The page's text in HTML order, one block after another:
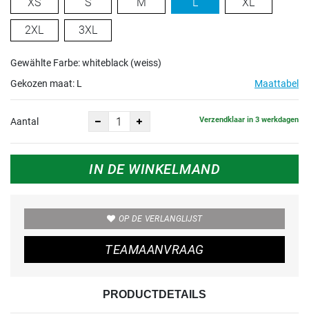
2XL 3XL
Gewählte Farbe: whiteblack (weiss)
Gekozen maat: L Maattabel
Aantal Verzendklaar in 3 werkdagen
IN DE WINKELMAND
OP DE VERLANGLIJST
TEAMAANVRAAG
PRODUCTDETAILS